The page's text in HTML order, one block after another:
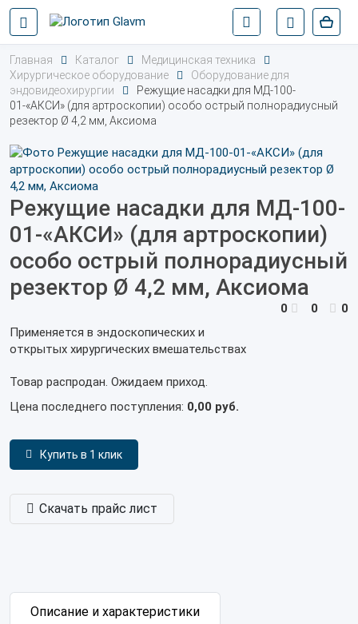
Главная Каталог
Медицинская техника
Хирургическое оборудование
Оборудование для
эндовидеохирургии
Режущие насадки для МД-100-
01-«АКСИ» (для артроскопии) особо острый полнорадиусный
резектор Ø 4,2 мм, Аксиома
Режущие насадки для МД-100-
01-«АКСИ» (для артроскопии)
особо острый полнорадиусный
резектор Ø 4,2 мм, Аксиома
0 0
0
Применяется в эндоскопических и
открытых хирургических вмешательствах
Товар распродан. Ожидаем приход.
Цена последнего поступления: 0,00 руб.
Купить в 1 клик
Скачать прайс лист
Описание и характеристики